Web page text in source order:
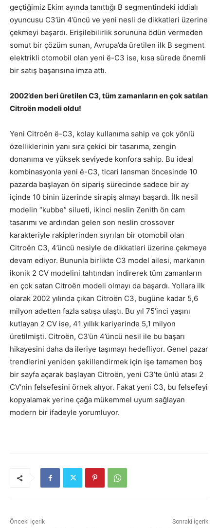
geçtiğimiz Ekim ayında tanıttığı B segmentindeki iddialı
oyuncusu C3’ün 4’üncü ve yeni nesli de dikkatleri üzerine
çekmeyi başardı. Erişilebilirlik sorununa ödün vermeden
somut bir çözüm sunan, Avrupa’da üretilen ilk B segment
elektrikli otomobil olan yeni ë-C3 ise, kısa sürede önemli
bir satış başarısına imza attı.
2002’den beri üretilen C3, tüm zamanların en çok satılan
Citroën modeli oldu!
Yeni Citroën ë-C3, kolay kullanıma sahip ve çok yönlü
özelliklerinin yanı sıra çekici bir tasarıma, zengin
donanıma ve yüksek seviyede konfora sahip. Bu ideal
kombinasyonla yeni ë-C3, ticari lansman öncesinde 10
pazarda başlayan ön sipariş sürecinde sadece bir ay
içinde 10 binin üzerinde sirapiş almayı başardı. İlk nesil
modelin “kubbe” silueti, ikinci neslin Zenith ön cam
tasarımı ve ardından gelen son neslin crossover
karakteriyle rakiplerinden sıyrılan bir otomobil olan
Citroën C3, 4’üncü nesiyle de dikkatleri üzerine çekmeye
devam ediyor. Bununla birlikte C3 model ailesi, markanın
ikonik 2 CV modelini tahtından indirerek tüm zamanların
en çok satan Citroën modeli olmayı da başardı. Yollara ilk
olarak 2002 yılında çıkan Citroën C3, bugüne kadar 5,6
milyon adetten fazla satışa ulaştı. Bu yıl 75’inci yaşını
kutlayan 2 CV ise, 41 yıllık kariyerinde 5,1 milyon
üretilmişti. Citroën, C3’ün 4’üncü nesil ile bu başarı
hikayesini daha da ileriye taşımayı hedefliyor. Genel pazar
trendlerini yeniden şekillendirmek için işe tamamen boş
bir sayfa açarak başlayan Citroën, yeni C3’te ünlü atası 2
CV’nin felsefesini örnek alıyor. Fakat yeni C3, bu felsefeyi
kopyalamak yerine çağa mükemmel uyum sağlayan
modern bir ifadeyle yorumluyor.
Önceki İçerik Sonraki İçerik